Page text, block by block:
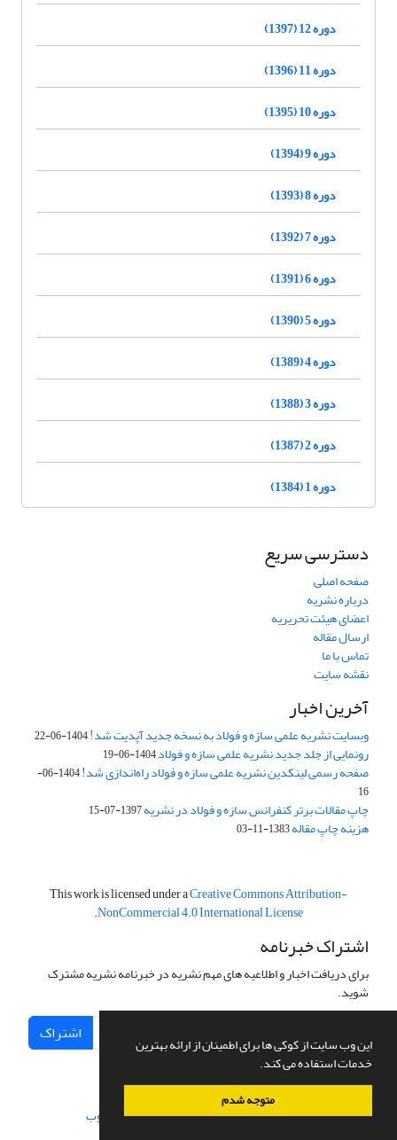
این وب سایت از کوکی ها برای اطمینان از ارائه بهترین
خدمات استفاده می کند.
متوجه شدم
دوره 12 (1397)
دوره 11 (1396)
دوره 10 (1395)
دوره 9 (1394)
دوره 8 (1393)
دوره 7 (1392)
دوره 6 (1391)
دوره 5 (1390)
دوره 4 (1389)
دوره 3 (1388)
دوره 2 (1387)
دوره 1 (1384)
دسترسی سریع
صفحه اصلی
درباره نشریه
اعضای هیئت تحریریه
ارسال مقاله
تماس با ما
نقشه سایت
آخرین اخبار
وبسایت نشریه علمی سازه و فولاد به نسخه جدید آپدیت شد!1404-06-22
رونمایی از جلد جدید نشریه علمی سازه و فولاد1404-06-19
صفحه رسمی لینکدین نشریه علمی سازه و فولاد راه‌اندازی شد!
1404-06-
16
چاپ مقالات برتر کنفرانس سازه و فولاد در نشریه1397-07-15
هزینه چاپ مقاله1383-11-03
This work is licensed under aCreative Commons Attribution-
NonCommercial 4.0 International License
.
اشتراک خبرنامه
برای دریافت اخبار و اطلاعیه های مهم نشریه در خبرنامه نشریه مشترک
شوید.
اشتراک
سامانه مدیریت نشریات علمی.طراحی و پیاده سازی از سیناوب